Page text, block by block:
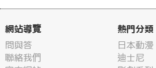
網站導覽
問與答
聯絡我們
熱門分類
日本動漫
迪士尼